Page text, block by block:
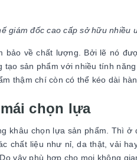
giám đốc cao cấp sở hữu nhiều
bảo về chất lượng. Bởi lẽ nó
sản phẩm với nhiều tính
thậm chí còn có thể kéo dài
chọn lựa
khâu chọn lựa sản phẩm. Thì
chất liệu như nỉ, da thật, vải
vậy phù hợp cho mọi không